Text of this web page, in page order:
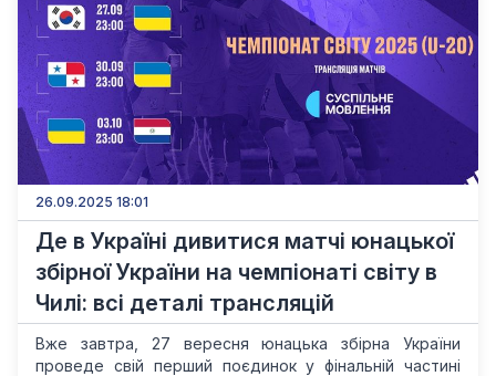
26.09.2025 18:01
Де в Україні дивитися матчі юнацької
збірної України на чемпіонаті світу в
Чилі: всі деталі трансляцій
Вже завтра, 27 вересня юнацька збірна України
проведе свій перший поєдинок у фінальній частині